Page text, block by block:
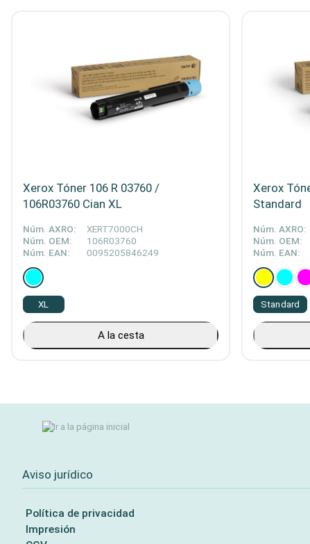
Xerox Tóner 106 R 03760 /
106R03760 Cian XL
Núm. AXRO:
XERT7000CH
Núm. OEM:
106R03760
Núm. EAN:
0095205846249
XL
A la cesta
Xerox
Standard
Núm. AXRO:
Núm. OEM:
Núm. EAN:
Standard
Aviso jurídico
Política de privacidad
Impresión